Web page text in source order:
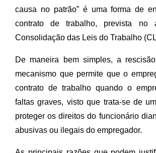
causa no patrão” é uma forma de
contrato de trabalho, prevista no
Consolidação das Leis do Trabalho
De maneira bem simples, a
mecanismo que permite que o
contrato de trabalho quando o
faltas graves, visto que trata-se de
proteger os direitos do funcionário
abusivas ou ilegais do empregador.